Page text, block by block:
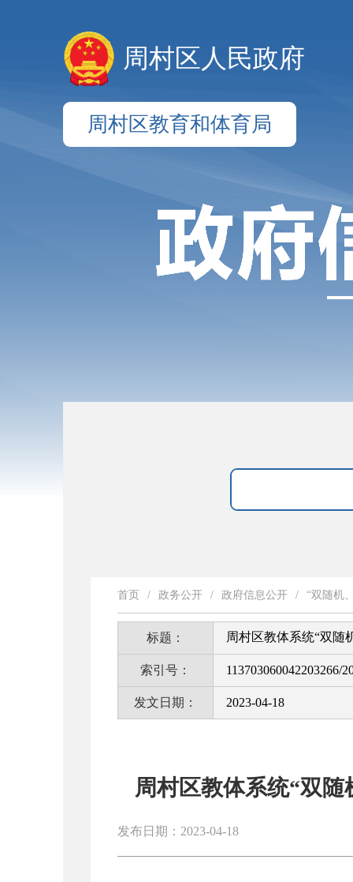
周村区人民政府
周村区教育和体育局
首页 / 政务公开 / 政府信息公开 / “双随机
标题： 周村区教体系统“双随
索引号： 113703060042203266/
发文日期： 2023-04-18
周村区教体系统“双
发布日期：2023-04-18